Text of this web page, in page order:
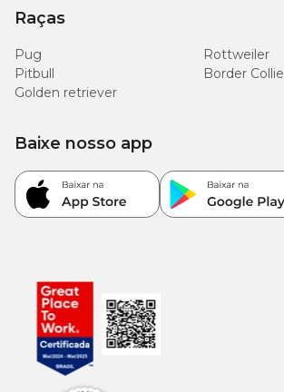
Raças
Pug
Rottweiler
Pitbull
Border Collie
Golden retriever
Baixe nosso app